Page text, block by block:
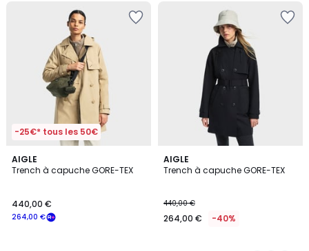
-25€* tous les 50€
AIGLE
Trench à capuche GORE-TEX
264,00 €
440,00 €
AIGLE
Trench à capuche GORE-TEX
440,00 €
264,00 € -40%
2
Couleurs